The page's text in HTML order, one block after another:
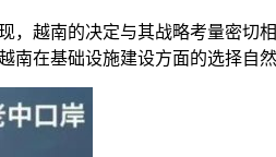
越南的决定与其战略考量密
在基础设施建设方面的选择自